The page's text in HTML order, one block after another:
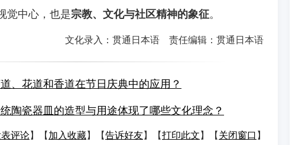
觉中心，也是宗教、文化与社区精神的象征。
文化录入：贯通日本语 责任编辑：贯通日本语
、花道和香道在节日庆典中的应用？
陶瓷器皿的造型与用途体现了哪些文化理念？
评论】【 加入收藏】【告诉好友】【打印此文 】【 关闭窗口 】